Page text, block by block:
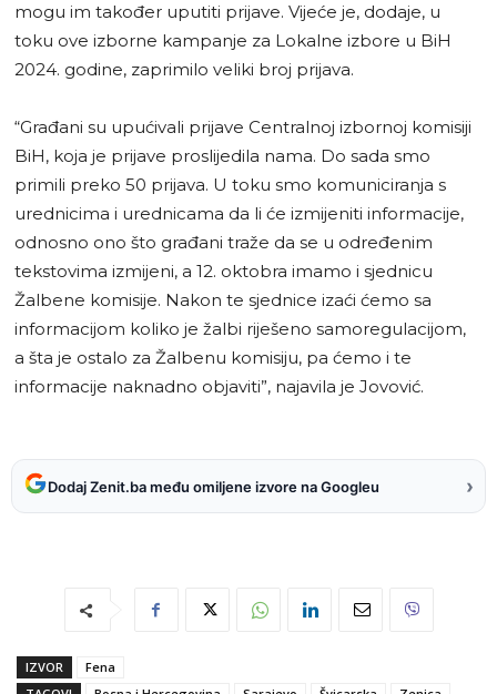
mogu im također uputiti prijave. Vijeće je, dodaje, u
toku ove izborne kampanje za Lokalne izbore u BiH
2024. godine, zaprimilo veliki broj prijava.
“Građani su upućivali prijave Centralnoj izbornoj komisiji
BiH, koja je prijave proslijedila nama. Do sada smo
primili preko 50 prijava. U toku smo komuniciranja s
urednicima i urednicama da li će izmijeniti informacije,
odnosno ono što građani traže da se u određenim
tekstovima izmijeni, a 12. oktobra imamo i sjednicu
Žalbene komisije. Nakon te sjednice izaći ćemo sa
informacijom koliko je žalbi riješeno samoregulacijom,
a šta je ostalo za Žalbenu komisiju, pa ćemo i te
informacije naknadno objaviti”, najavila je Jovović.
Dodaj Zenit.ba među omiljene izvore na Googleu ›
IZVOR
Fena